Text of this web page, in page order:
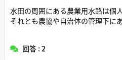
水田の周囲にある農業用水路は個
それとも農協や自治体の管理下に
回答 : 2